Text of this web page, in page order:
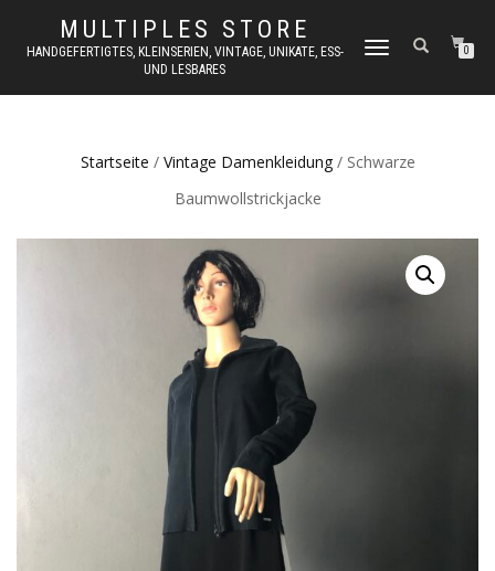
MULTIPLES STORE
HANDGEFERTIGTES, KLEINSERIEN, VINTAGE, UNIKATE, ESS-
UND LESBARES
NAVIGATION
0
Startseite / Vintage Damenkleidung/ Schwarze
Baumwollstrickjacke